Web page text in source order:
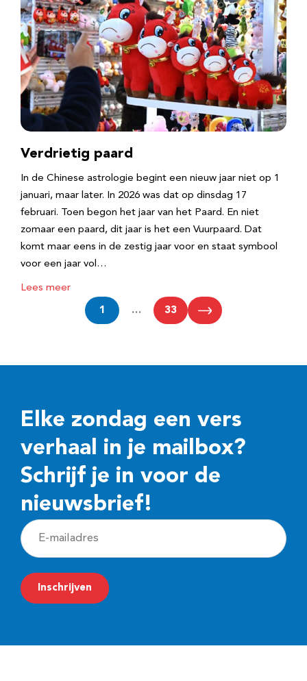
Verdrietig paard
In de Chinese astrologie begint een nieuw jaar niet op 1
januari, maar later. In 2026 was dat op dinsdag 17
februari. Toen begon het jaar van het Paard. En niet
zomaar een paard, dit jaar is het een Vuurpaard. Dat
komt maar eens in de zestig jaar voor en staat symbool
voor een jaar vol…
Lees meer
1 … 33
Elke zondag een vers
verhaal in je mailbox?
Schrijf je in voor de
nieuwsbrief!
E
-
m
a
Inschrijven